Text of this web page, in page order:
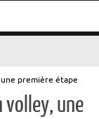
première étape
volley, une